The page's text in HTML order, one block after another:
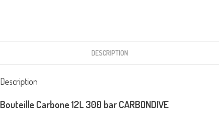
DESCRIPTION
Description
Bouteille Carbone 12L 300 bar CARBONDIVE